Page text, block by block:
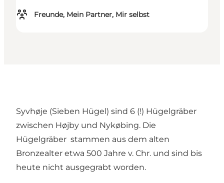
Freunde, Mein Partner, Mir selbst
Syvhøje (Sieben Hügel) sind 6 (!) Hügelgräber
zwischen Højby und Nykøbing. Die
Hügelgräber stammen aus dem alten
Bronzealter etwa 500 Jahre v. Chr. und sind bis
heute nicht ausgegrabt worden.